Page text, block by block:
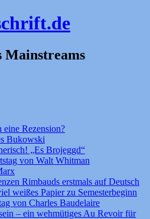
Mainstreams
eine Rezension?
Bukowski
„Es Brojeggd“
von Walt Whitman
Rimbauds erstmals auf Deutsch
weißes Papier zu Semesterbeginn
von Charles Baudelaire
– ein wehmütiges Au Revoir für